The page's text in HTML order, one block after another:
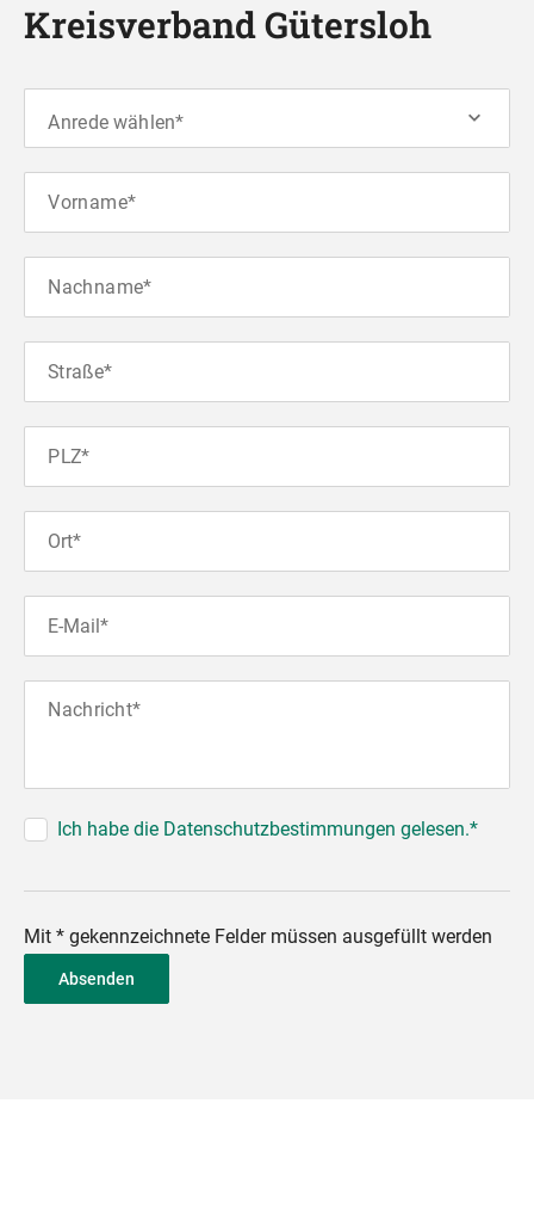
Kreisverband Gütersloh
Anrede wählen*
Vorname*
Nachname*
Straße*
PLZ*
Ort*
E-Mail*
Nachricht*
Ich habe die Datenschutzbestimmungen gelesen.*
Absenden
Mit * gekennzeichnete Felder müssen ausgefüllt werden